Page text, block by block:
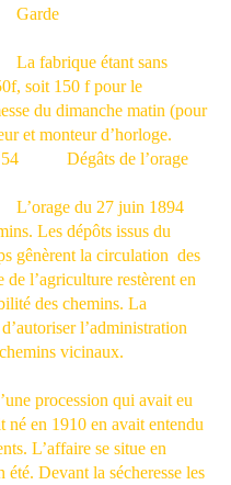
Garde
La fabrique étant sans
soit 150 f pour le
du dimanche matin (pour
et monteur d’horloge.
Dégâts de l’orage
L’orage du 27 juin 1894
Les dépôts issus du
gênèrent la circulation des
l’agriculture restèrent en
des chemins. La
l’administration
vicinaux.
procession qui avait eu
en 1910 en avait entendu
L’affaire se situe en
été. Devant la sécheresse les